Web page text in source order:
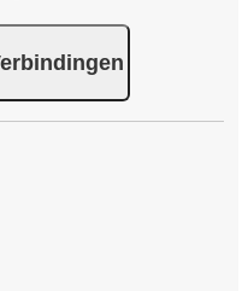
of bij een van onze